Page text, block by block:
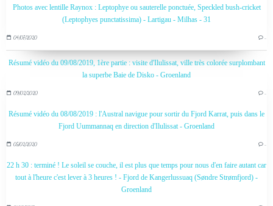
Photos avec lentille Raynox : Leptophye ou sauterelle ponctuée, Speckled bush-cricket
(Leptophyes punctatissima) - Lartigau - Milhas - 31
04/07/2020
Résumé vidéo du 09/08/2019, 1ère partie : visite d'Ilulissat, ville très colorée surplombant
la superbe Baie de Disko - Groenland
09/02/2020
Résumé vidéo du 08/08/2019 : l'Austral navigue pour sortir du Fjord Karrat, puis dans le
Fjord Uummannaq en direction d'Ilulissat - Groenland
05/02/2020
22 h 30 : terminé ! Le soleil se couche, il est plus que temps pour nous d'en faire autant car
tout à l'heure c'est lever à 3 heures ! - Fjord de Kangerlussuaq (Søndre Strømfjord) -
Groenland